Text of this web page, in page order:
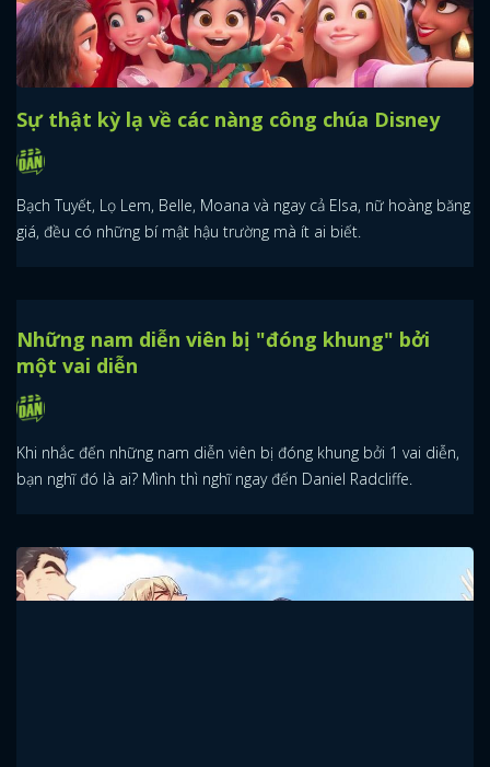
Sự thật kỳ lạ về các nàng công chúa Disney
Bạch Tuyết, Lọ Lem, Belle, Moana và ngay cả Elsa, nữ hoàng băng
giá, đều có những bí mật hậu trường mà ít ai biết.
Những nam diễn viên bị "đóng khung" bởi
một vai diễn
Khi nhắc đến những nam diễn viên bị đóng khung bởi 1 vai diễn,
bạn nghĩ đó là ai? Mình thì nghĩ ngay đến Daniel Radcliffe.